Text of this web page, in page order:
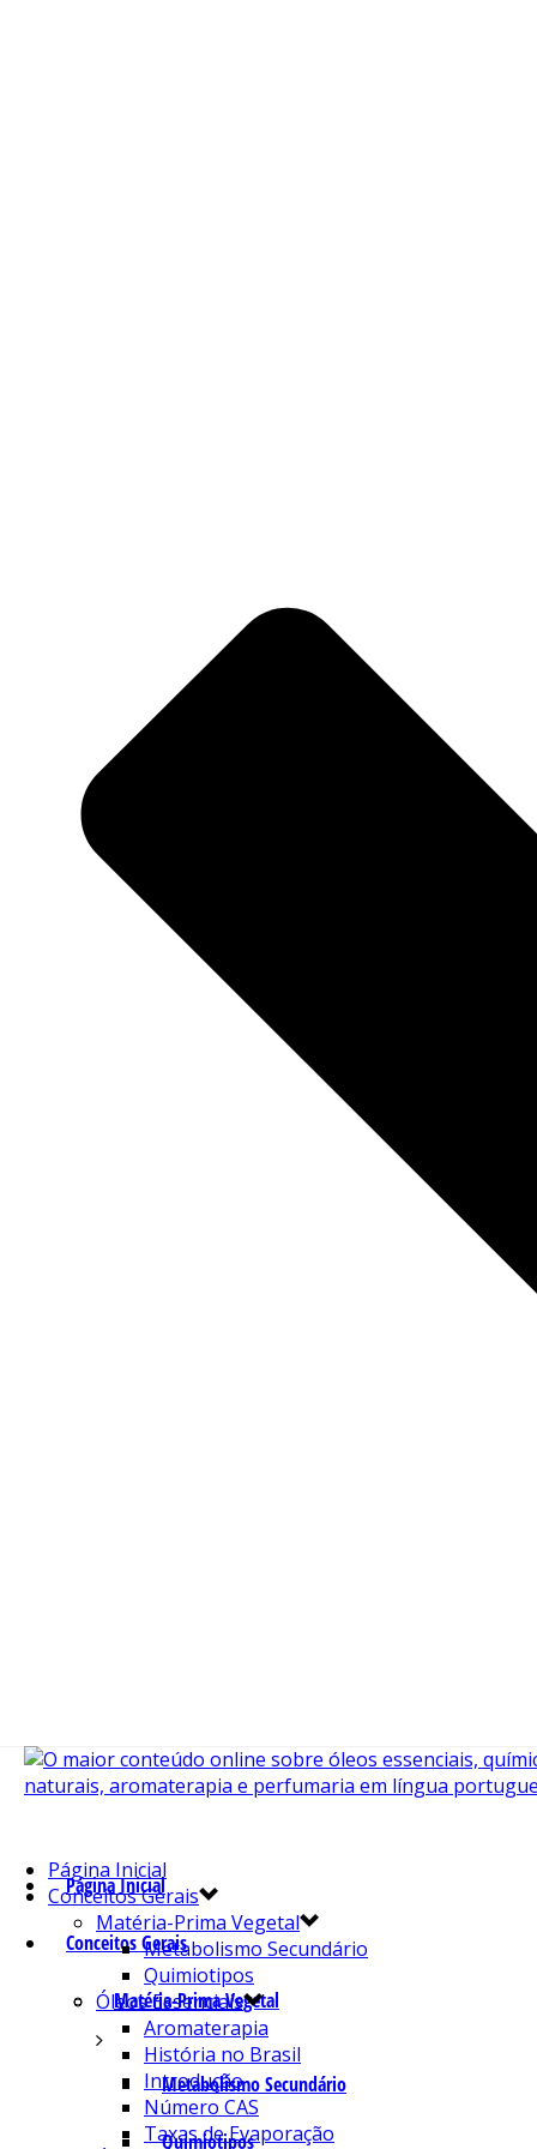
Página Inicial
Conceitos Gerais
Matéria-Prima Vegetal
Metabolismo Secundário
Quimiotipos
Página Inicial
Conceitos Gerais
Matéria-Prima Vegetal
Metabolismo Secundário
Quimiotipos
Óleos Essenciais
Aromaterapia
História no Brasil
Introdução
Número CAS
Taxas de Evaporação